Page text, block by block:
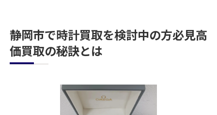
専門査定士がいる店舗を選ぶメリット
ロレックスやオメガも静岡市で時計買取高価な
ロレックスが高価買取される理由
オメガの時計が人気の理由
静岡市で時計買取を検討中の方必見高
価買取の秘訣とは